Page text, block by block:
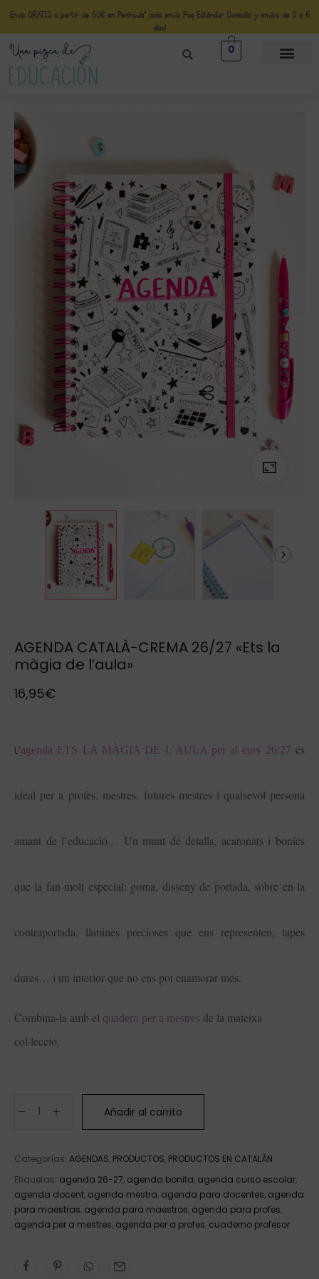
Envío GRATIS a partir de 50€ en Península* (solo envio Paq Estándar Domicilio y envíos de 3 a 5
días)
0
AGENDA CATALÀ-CREMA 26/27 «Ets la
màgia de l’aula»
16,95€
L’agenda ETS LA MÀGIA DE L’AULA per al curs 26/27 és
ideal per a profes, mestres, futures mestres i qualsevol persona
amant de l’educació… Un munt de detalls, acaronats i bonics
que la fan molt especial: goma, disseny de portada, sobre en la
contraportada, làmines precioses que ens representen, tapes
dures… i un interior que no ens pot enamorar més.
Combina-la amb el quadern per a mestres de la mateixa
col·lecció.
Añadir al carrito
Categorías: AGENDAS, PRODUCTOS, PRODUCTOS EN CATALÁN
Etiquetas: agenda 26-27, agenda bonita, agenda curso escolar,
agenda docent, agenda mestra, agenda para docentes, agenda
para maestras, agenda para maestros, agenda para profes,
agenda per a mestres, agenda per a profes, cuaderno profesor